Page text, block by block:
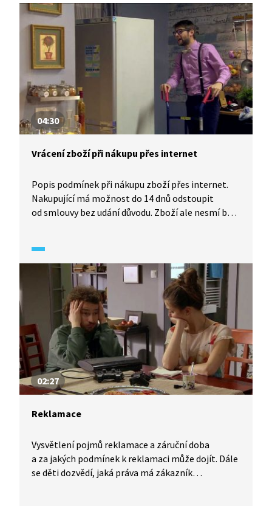
04:30
Vrácení zboží při nákupu přes internet
Popis podmínek při nákupu zboží přes internet.
Nakupující má možnost do 14 dnů odstoupit
od smlouvy bez udání důvodu. Zboží ale nesmí být
a ověřit si obchodní podmínky.
02:27
Reklamace
Vysvětlení pojmů reklamace a záruční doba
a za jakých podmínek k reklamaci může dojít. Dále
se děti dozvědí, jaká práva má zákazník